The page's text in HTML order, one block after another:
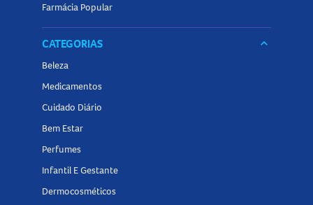
Farmácia Popular
CATEGORIAS keyboard_arrow_down
Beleza
Medicamentos
Cuidado Diário
Bem Estar
Perfumes
Infantil E Gestante
Dermocosméticos